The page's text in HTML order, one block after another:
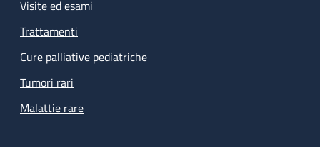
Visite ed esami
Trattamenti
Cure palliative pediatriche
Tumori rari
Malattie rare